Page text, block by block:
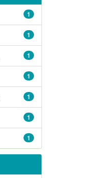
1
1
1
1
1
1
1